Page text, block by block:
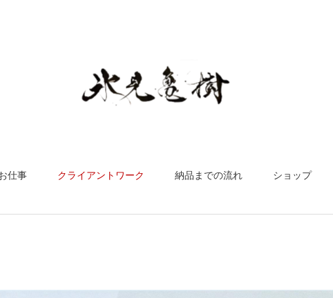
仕事 クライアントワーク 納品までの流れ ショップ